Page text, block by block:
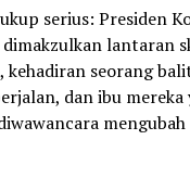
serius: Presiden
lantaran
kehadiran seorang
dan ibu
mengubah